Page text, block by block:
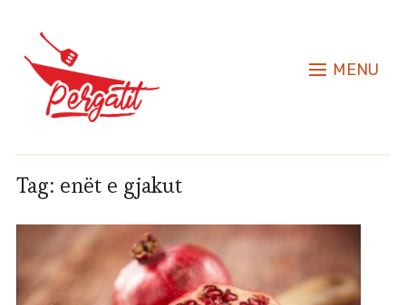
MENU
Tag: enët e gjakut